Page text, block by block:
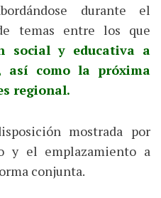
durante el
temas entre los que
social y educativa a
así como la próxima
regional.
mostrada por
y el emplazamiento a
conjunta.